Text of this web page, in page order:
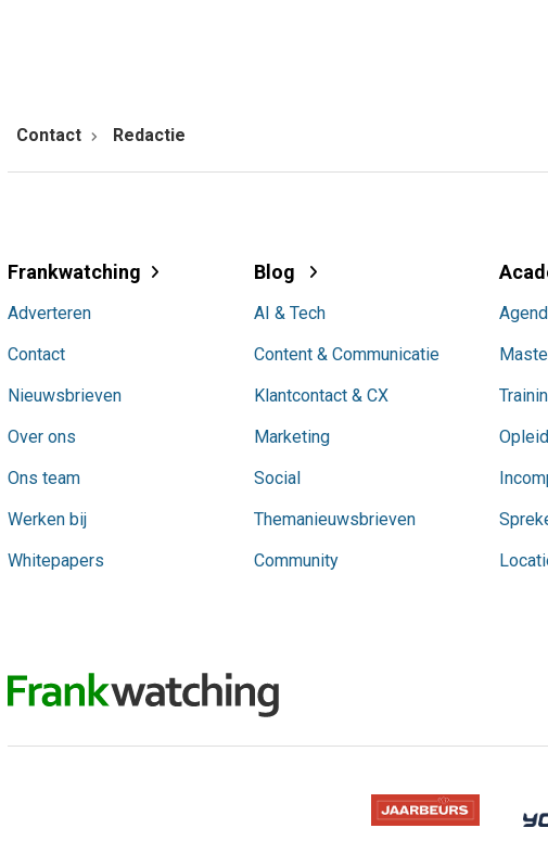
Contact Redactie
Frankwatching
Adverteren
Contact
Nieuwsbrieven
Over ons
Ons team
Werken bij
Whitepapers
Blog
AI & Tech
Content & Communicatie
Klantcontact & CX
Marketing
Social
Themanieuwsbrieven
Community